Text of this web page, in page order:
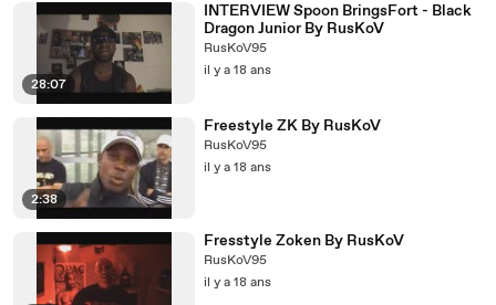
28:07
INTERVIEW Spoon BringsFort - Black
Dragon Junior By RusKoV
RusKoV95
il y a 18 ans
2:38
Freestyle ZK By RusKoV
RusKoV95
il y a 18 ans
Fresstyle Zoken By RusKoV
RusKoV95
il y a 18 ans